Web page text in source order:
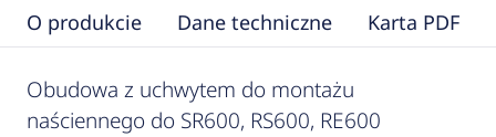
O produkcie Dane techniczne Karta PDF
Obudowa z uchwytem do montażu
naściennego do SR600, RS600, RE600